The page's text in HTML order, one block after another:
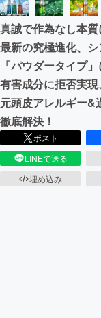
ビジネ
まちづ
CAMPFIRE
真誠で作為なし本
最新の究極進化、
「パウダータイプ
有害成分に拒否実
元頭皮アレルギー&
徹底解決！
ポスト
LINEで送る
埋め込み